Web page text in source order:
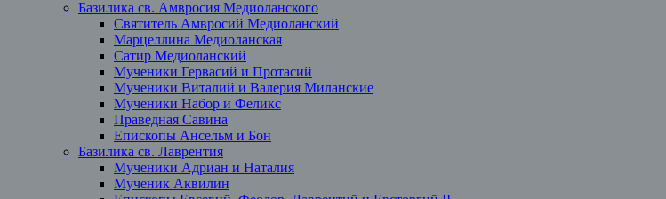
Базилика св. Амвросия Медиоланского
Святитель Амвросий Медиоланский
Марцеллина Медиоланская
Сатир Медиоланский
Мученики Гервасий и Протасий
Мученики Виталий и Валерия Миланские
Мученики Набор и Феликс
Праведная Савина
Епископы Ансельм и Бон
Базилика св. Лаврентия
Мученики Адриан и Наталия
Мученик Аквилин